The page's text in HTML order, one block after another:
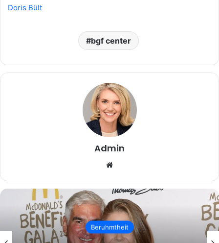
Doris Bült
bgf center
Admin
Beruhmtheit